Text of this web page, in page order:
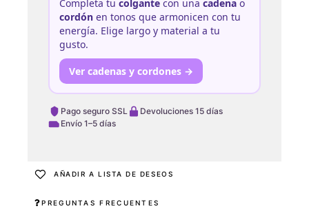
Completa tu colgantecon una cadenao
cordónen tonos que armonicen con tu
energía. Elige largo y material a tu
gusto.
Ver cadenas y cordones →
Pago seguro SSL
Devoluciones 15 días
Envío 1–5 días
AÑADIR A LISTA DE DESEOS
PREGUNTAS FRECUENTES